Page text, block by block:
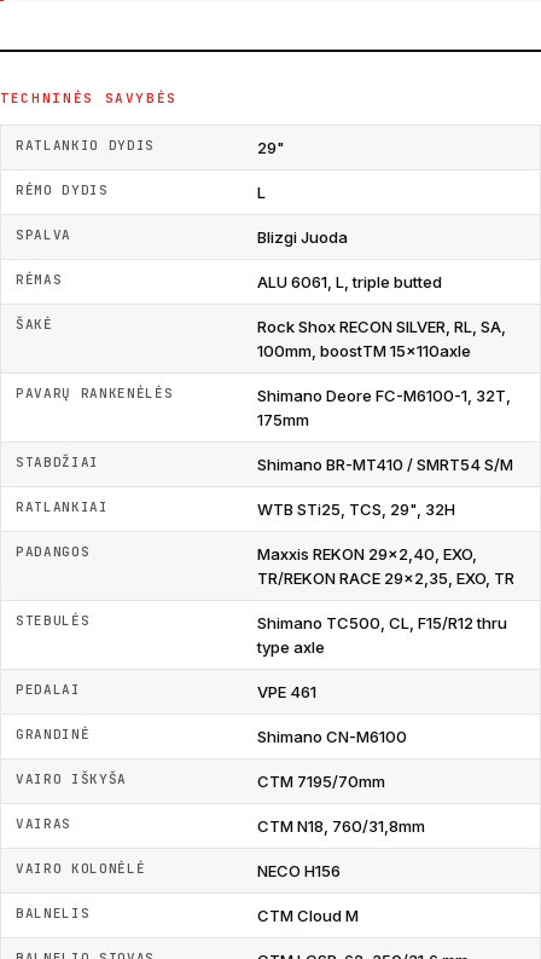
TECHNINĖS SAVYBĖS
RATLANKIO DYDIS 29"
RĖMO DYDIS L
SPALVA Blizgi Juoda
RĖMAS ALU 6061, L, triple butted
ŠAKĖ
Rock Shox RECON SILVER, RL, SA,
100mm, boostTM 15x110axle
PAVARŲ RANKENĖLĖS
Shimano Deore FC-M6100-1, 32T,
175mm
STABDŽIAI Shimano BR-MT410 / SMRT54 S/M
RATLANKIAI WTB STi25, TCS, 29", 32H
PADANGOS
Maxxis REKON 29x2,40, EXO,
TR/REKON RACE 29x2,35, EXO, TR
STEBULĖS
Shimano TC500, CL, F15/R12 thru
type axle
PEDALAI VPE 461
GRANDINĖ Shimano CN-M6100
VAIRO IŠKYŠA CTM 7195/70mm
VAIRAS CTM N18, 760/31,8mm
VAIRO KOLONĖLĖ NECO H156
BALNELIS CTM Cloud M